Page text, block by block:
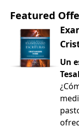
Featured
Un